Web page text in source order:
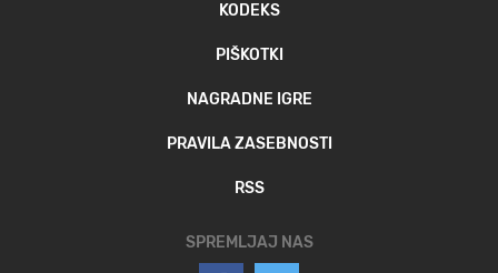
KODEKS
PIŠKOTKI
NAGRADNE IGRE
PRAVILA ZASEBNOSTI
RSS
SPREMLJAJ NAS